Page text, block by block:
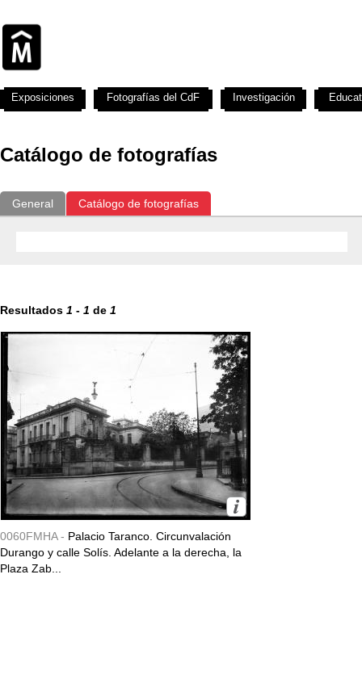
Catálogo de fotografías
General Catálogo de fotografías
Resultados 1 - 1 de 1
0060FMHA - Palacio Taranco. Circunvalación
Durango y calle Solís. Adelante a la derecha, la
Plaza Zab...
Exposiciones Fotografías del CdF Investigación